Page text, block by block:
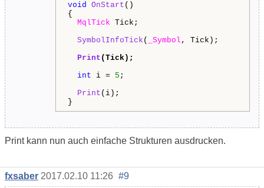
void OnStart ()
{
MqlTick Tick;
SymbolInfoTick ( _Symbol , Tick);
Print (Tick);
int i = 5 ;
Print (i);
}
Print kann nun auch einfache Strukturen ausdrucken.
fxsaber 2017.02.10 11:26 #9